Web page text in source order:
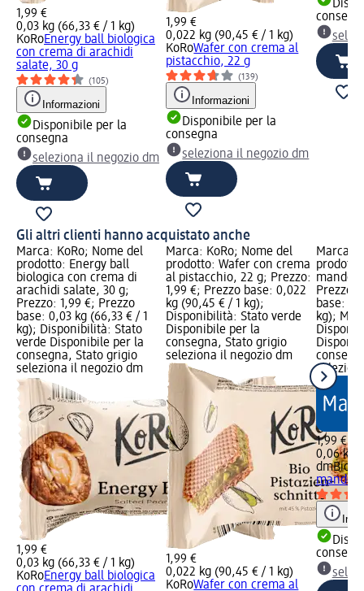
1,99 €
0,03 kg (66,33 € / 1 kg)
KoRoEnergy ball biologica
con crema di arachidi
salate, 30 g
(105)
Informazioni
Disponibile per la
consegna
seleziona il negozio dm
1,99 €
0,022 kg (90,45 € / 1 kg)
KoRoWafer con crema al
pistacchio, 22 g
(139)
Informazioni
Disponibile per la
consegna
seleziona il negozio dm
Gli altri clienti hanno acquistato anche
Marca: KoRo; Nome del
prodotto: Energy ball
biologica con crema di
arachidi salate, 30 g;
Prezzo: 1,99 €; Prezzo
base: 0,03 kg (66,33 € / 1
kg); Disponibilità: Stato
verde Disponibile per la
consegna, Stato grigio
seleziona il negozio dm
1,99 €
0,03 kg (66,33 € / 1 kg)
KoRoEnergy ball biologica
Marca: KoRo; Nome del
prodotto: Wafer con crema
al pistacchio, 22 g; Prezzo:
1,99 €; Prezzo base: 0,022
kg (90,45 € / 1 kg);
Disponibilità: Stato verde
Disponibile per la
consegna, Stato grigio
seleziona il negozio dm
1,99 €
0,022 kg (90,45 € / 1 kg)
KoRoWafer con crema al
Marca:
Prezzo:
base:
kg);
1,99 €
0,06 kg
dmBio